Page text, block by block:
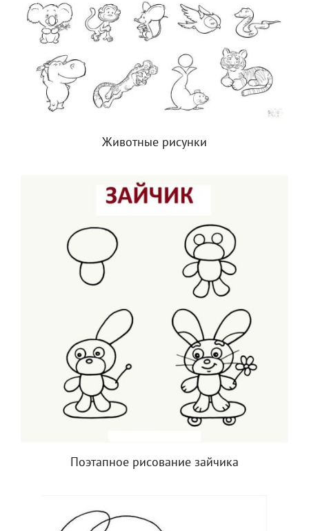
Животные рисунки
Поэтапное рисование зайчика